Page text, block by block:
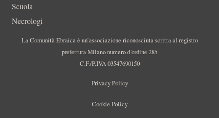
Scuola
Necrologi
La Comunità Ebraica è un’associazione riconosciuta scritta al registro
prefettura Milano numero d’ordine 285
C.F./P.IVA 03547690150
Privacy Policy
Cookie Policy